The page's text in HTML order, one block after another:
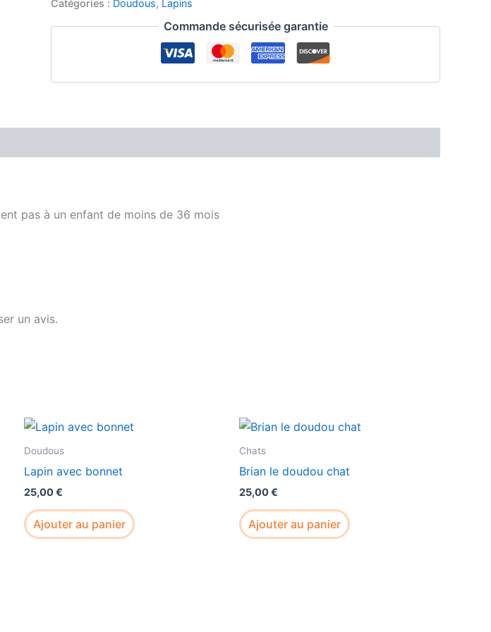
Catégories : Doudous, Lapins
Commande sécurisée garantie
pas à un enfant de moins de 36 mois
un avis.
Doudous
Lapin avec bonnet
25,00€
Ajouter au panier
Chats
Brian le doudou chat
25,00€
Ajouter au panier